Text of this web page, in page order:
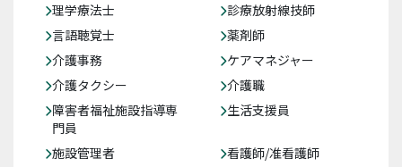
理学療法士
診療放射線技師
言語聴覚士
薬剤師
介護事務
ケアマネジャー
介護タクシー
介護職
障害者福祉施設指導専
門員
生活支援員
施設管理者
看護師/准看護師